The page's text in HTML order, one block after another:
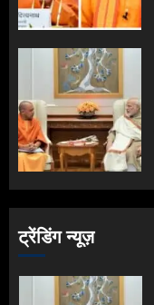
ट्रेंडिंग न्यूज़
5
1